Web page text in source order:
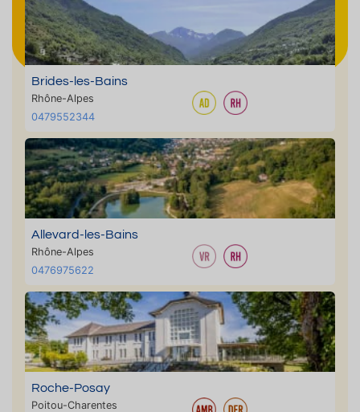
Brides-les-Bains
Rhône-Alpes
0479552344
Allevard-les-Bains
Rhône-Alpes
0476975622
Roche-Posay
Poitou-Charentes